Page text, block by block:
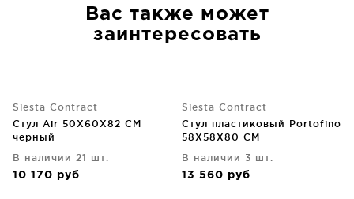
Вас также может
заинтересовать
Siesta Contract
Стул Air 50X60X82 CM
черный
В наличии 21 шт.
10 170 руб
Siesta Contract
Стул пластиковый Portofino
58X58X80 CM
В наличии 3 шт.
13 560 руб